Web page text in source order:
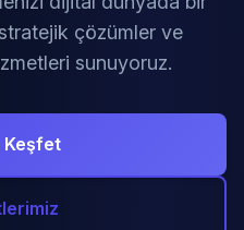
çözümler ve
sunuyoruz.
Keşfet